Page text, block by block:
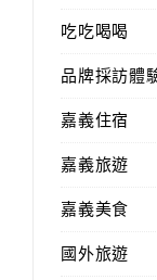
吃吃喝喝
品牌採訪體
嘉義住宿
嘉義旅遊
嘉義美食
國外旅遊